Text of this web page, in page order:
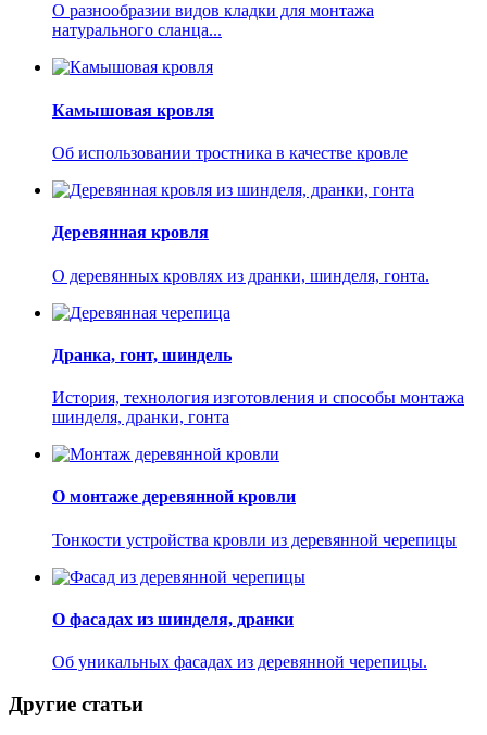
О разнообразии видов кладки для монтажа
натурального сланца...
Камышовая кровля
Об использовании тростника в качестве кровле
Деревянная кровля
О деревянных кровлях из дранки, шинделя, гонта.
Дранка, гонт, шиндель
История, технология изготовления и способы монтажа
шинделя, дранки, гонта
О монтаже деревянной кровли
Тонкости устройства кровли из деревянной черепицы
О фасадах из шинделя, дранки
Об уникальных фасадах из деревянной черепицы.
Другие статьи